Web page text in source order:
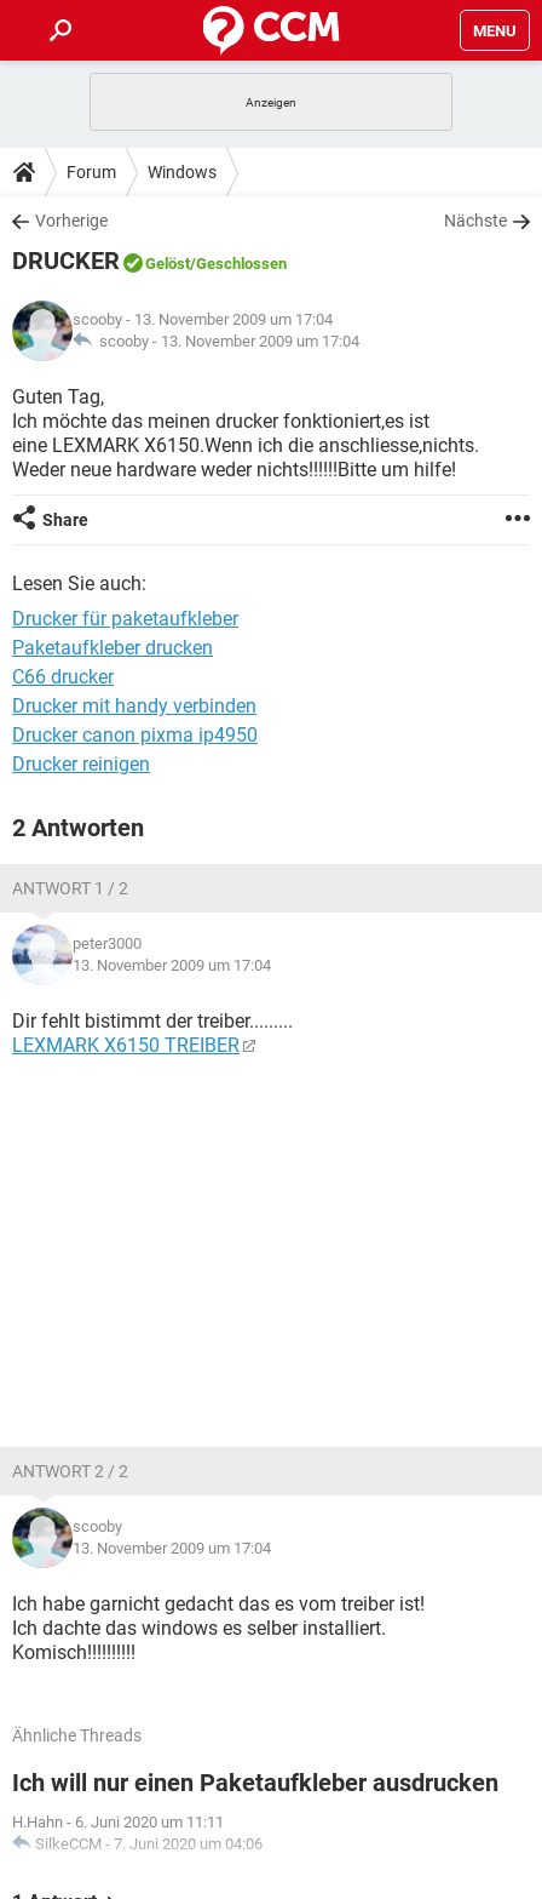
MENU
ANDROID
WINDOWS 10
WHATSAPP
FACEBOOK
TIPPS & TRICKS
SPIELE
WHATSAPP TIKTOK
FACEBOOK
DOWNLOADS
SPIELE
ANDROID
WINDOWS 10 INSTAGRAM
WHATSAPP
FACEBOOK HARDWARE
SPIELE STREAMING
ANDROID
WINDOWS 10
WHATSAPP TIKTOK
LEXIKON
SPIELE
ANDROID IOS
WINDOWS 10 INSTAGRAM
WHATSAPP
Forum Windows
Vorherige Nächste
DRUCKER Gelöst/Geschlossen
scooby - 13. November 2009 um 17:04
scooby - 13. November 2009 um 17:04
Guten Tag,
Ich möchte das meinen drucker fonktioniert,es ist
eine LEXMARK X6150.Wenn ich die anschliesse,nichts.
Weder neue hardware weder nichts!!!!!!Bitte um hilfe!
Share
Lesen Sie auch:
Drucker für paketaufkleber
Paketaufkleber drucken
C66 drucker
Drucker mit handy verbinden
Drucker canon pixma ip4950
Drucker reinigen
2 Antworten
ANTWORT 1 / 2
peter3000
13. November 2009 um 17:04
Dir fehlt bistimmt der treiber.........
LEXMARK X6150 TREIBER
ANTWORT 2 / 2
scooby
13. November 2009 um 17:04
Ich habe garnicht gedacht das es vom treiber ist!
Ich dachte das windows es selber installiert.
Komisch!!!!!!!!!!
Ähnliche Threads
Ich will nur einen Paketaufkleber ausdrucken
H.Hahn - 6. Juni 2020 um 11:11
SilkeCCM - 7. Juni 2020 um 04:06